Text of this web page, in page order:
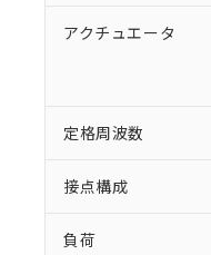
アクチュエータ
定格周波数
接点構成
負荷